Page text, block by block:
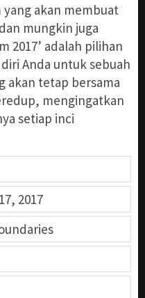
akan membuat
mungkin juga
2017’ adalah pilihan
Anda untuk sebuah
akan tetap bersama
mengingatkan
setiap inci
2017